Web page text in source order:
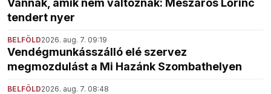
Vannak, amik nem változnak: Mészáros Lőrinc
tendert nyer
BELFÖLD2026. aug. 7. 09:19
Vendégmunkásszálló elé szervez
megmozdulást a Mi Hazánk Szombathelyen
BELFÖLD2026. aug. 7. 08:48